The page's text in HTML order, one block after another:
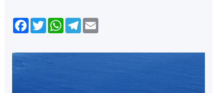
Facebook
TwitterWhatsApp
Telegram